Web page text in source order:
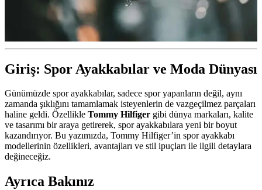
Giriş: Spor Ayakkabılar ve Moda Dünyası
Günümüzde spor ayakkabılar, sadece spor yapanların değil, aynı
zamanda şıklığını tamamlamak isteyenlerin de vazgeçilmez parçaları
haline geldi. Özellikle Tommy Hilfiger gibi dünya markaları, kalite
ve tasarımı bir araya getirerek, spor ayakkabılara yeni bir boyut
kazandırıyor. Bu yazımızda, Tommy Hilfiger’in spor ayakkabı
modellerinin özellikleri, avantajları ve stil ipuçları ile ilgili detaylara
değineceğiz.
Ayrıca Bakınız